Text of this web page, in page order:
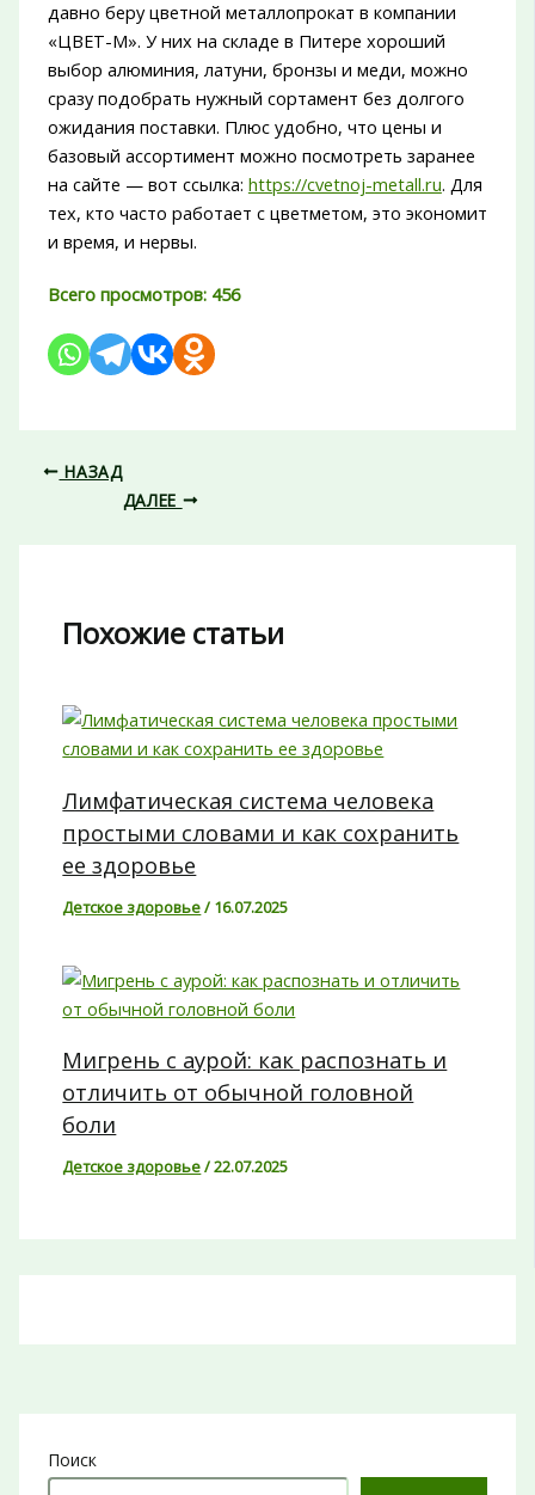
давно беру цветной металлопрокат в компании
«ЦВЕТ-М». У них на складе в Питере хороший
выбор алюминия, латуни, бронзы и меди, можно
сразу подобрать нужный сортамент без долгого
ожидания поставки. Плюс удобно, что цены и
базовый ассортимент можно посмотреть заранее
на сайте — вот ссылка: https://cvetnoj-metall.ru. Для
тех, кто часто работает с цветметом, это экономит
и время, и нервы.
Всего просмотров: 456
НАЗАД
ДАЛЕЕ
Похожие статьи
Лимфатическая система человека
простыми словами и как сохранить
ее здоровье
Детское здоровье/ 16.07.2025
Мигрень с аурой: как распознать и
отличить от обычной головной
боли
Детское здоровье/22.07.2025
Поиск